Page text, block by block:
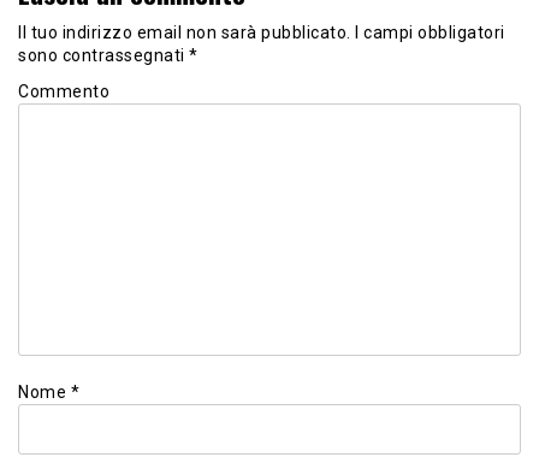
Il tuo indirizzo email non sarà pubblicato.
I campi obbligatori
sono contrassegnati *
Commento
Nome *